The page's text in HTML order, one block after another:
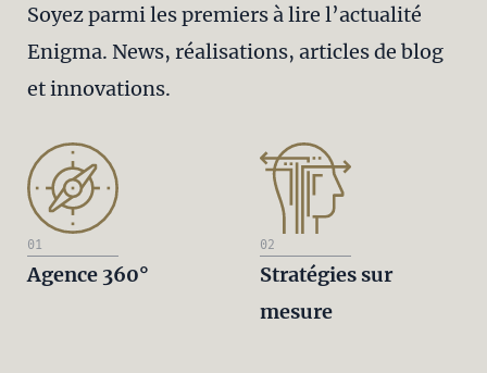
Soyez parmi les premiers à lire l’actualité
Enigma. News, réalisations, articles de blog
et innovations.
01
Agence 360°
02
Stratégies sur
mesure